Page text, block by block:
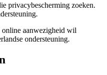
privacybescherming zoeken.
online aanwezigheid wil
ondersteuning.